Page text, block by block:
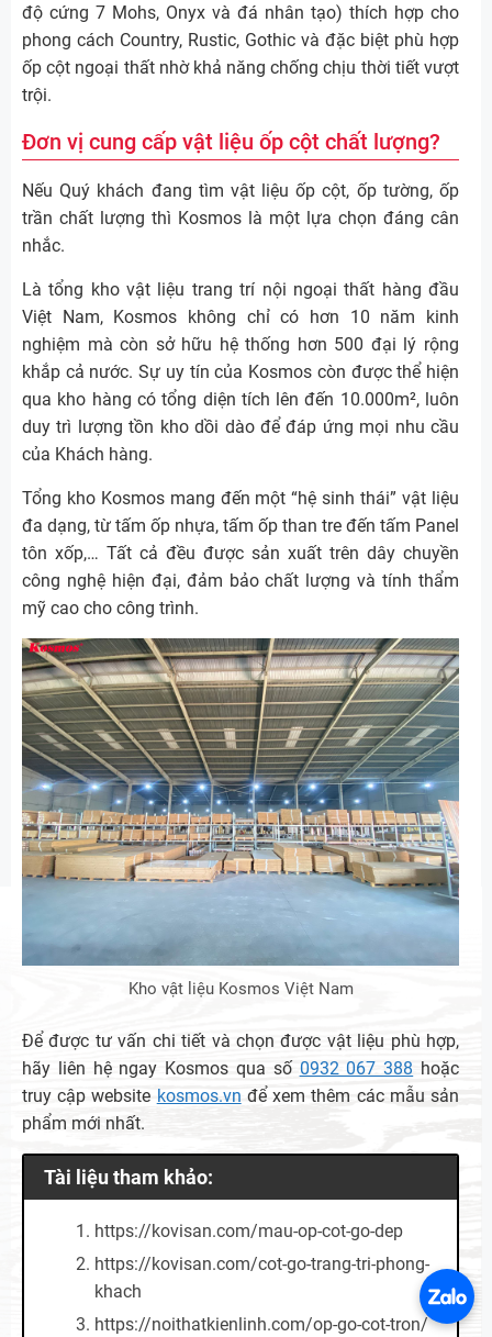
độ cứng 7 Mohs, Onyx và đá nhân tạo) thích hợp cho
phong cách Country, Rustic, Gothic và đặc biệt phù hợp
ốp cột ngoại thất nhờ khả năng chống chịu thời tiết vượt
trội.
Đơn vị cung cấp vật liệu ốp cột chất lượng?
Nếu Quý khách đang tìm vật liệu ốp cột, ốp tường, ốp
trần chất lượng thì Kosmos là một lựa chọn đáng cân
nhắc.
Là tổng kho vật liệu trang trí nội ngoại thất hàng đầu
Việt Nam, Kosmos không chỉ có hơn 10 năm kinh
nghiệm mà còn sở hữu hệ thống hơn 500 đại lý rộng
khắp cả nước. Sự uy tín của Kosmos còn được thể hiện
qua kho hàng có tổng diện tích lên đến 10.000m², luôn
duy trì lượng tồn kho dồi dào để đáp ứng mọi nhu cầu
của Khách hàng.
Tổng kho Kosmos mang đến một “hệ sinh thái” vật liệu
đa dạng, từ tấm ốp nhựa, tấm ốp than tre đến tấm Panel
tôn xốp,… Tất cả đều được sản xuất trên dây chuyền
công nghệ hiện đại, đảm bảo chất lượng và tính thẩm
mỹ cao cho công trình.
Kho vật liệu Kosmos Việt Nam
Để được tư vấn chi tiết và chọn được vật liệu phù hợp,
hãy liên hệ ngay Kosmos qua số 0932 067 388 hoặc
truy cập website kosmos.vn để xem thêm các mẫu sản
phẩm mới nhất.
Tài liệu tham khảo:
https://kovisan.com/mau-op-cot-go-dep
https://kovisan.com/cot-go-trang-tri-phong-
khach
https://noithatkienlinh.com/op-go-cot-tron/